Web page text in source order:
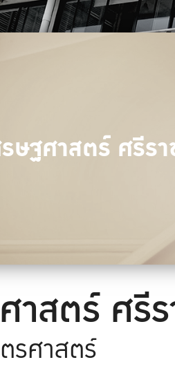
ษฐศาสตร์ ศรีร
สตร์ ศรีร
รศาสตร์